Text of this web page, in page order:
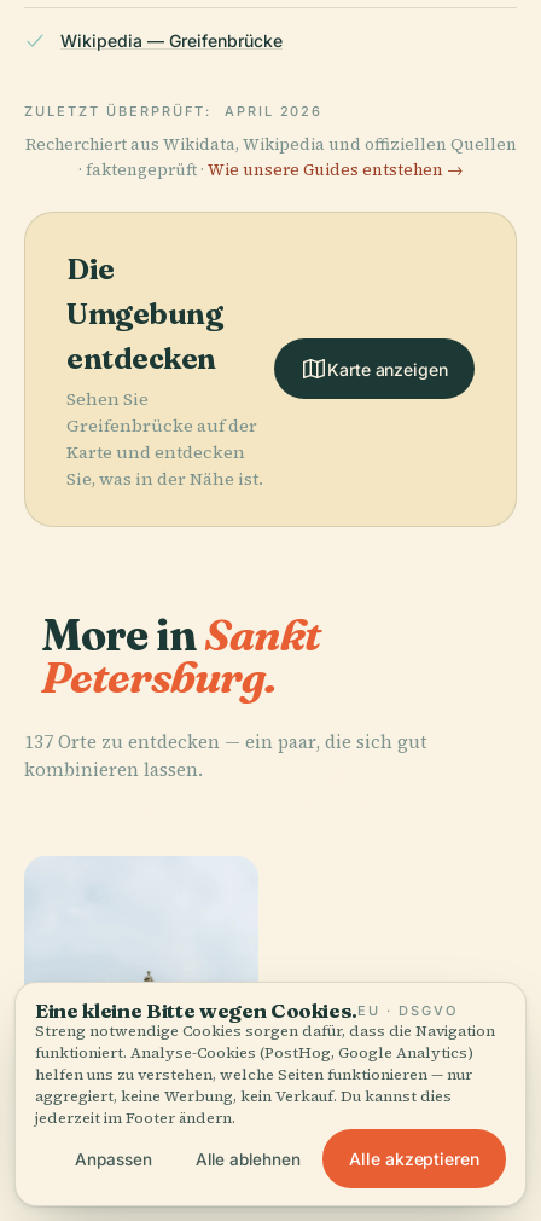
Wikipedia — Greifenbrücke
ZULETZT ÜBERPRÜFT: APRIL 2026
Recherchiert aus Wikidata, Wikipedia und offiziellen Quellen
· faktengeprüft · Wie unsere Guides entstehen →
Die
Umgebung
entdecken
Sehen Sie
Greifenbrücke auf der
Karte und entdecken
Sie, was in der Nähe ist.
Karte anzeigen
More inSankt
Petersburg.
137 Orte zu entdecken — ein paar, die sich gut
kombinieren lassen.
PLACE
PLACE
Winterpalast
PLACE
Isaakskathedrale
Eine kleine Bitte wegen Cookies.EU · DSGVO
Streng notwendige Cookies sorgen dafür, dass die Navigation
funktioniert. Analyse-Cookies (PostHog, Google Analytics)
helfen uns zu verstehen, welche Seiten funktionieren — nur
aggregiert, keine Werbung, kein Verkauf. Du kannst dies
jederzeit im Footer ändern.
Anpassen Alle ablehnen Alle akzeptieren